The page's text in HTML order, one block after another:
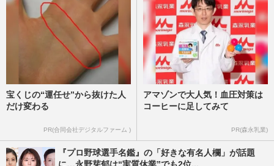
宝くじの“運任せ”から抜けた人
だけ変わる
PR(合同会社デジタルファーム )
アマゾンで大人気！血圧対策は
コーヒーに足してみて
PR(森永乳業)
『プロ野球選手名鑑』の「好きな有名人欄」が話題